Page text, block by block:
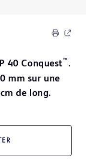
40 Conquest™ .
mm sur une
de long.